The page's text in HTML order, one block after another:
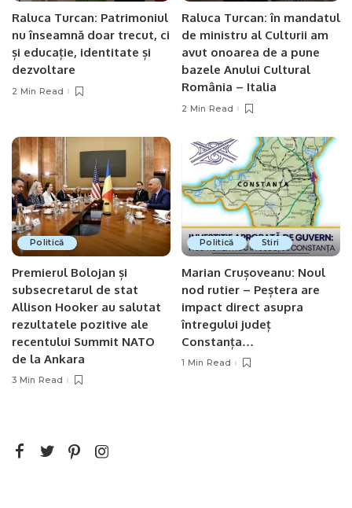
Raluca Turcan: Patrimoniul
nu înseamnă doar trecut, ci
și educație, identitate și
dezvoltare
2 Min Read
Raluca Turcan: în mandatul
de ministru al Culturii am
avut onoarea de a pune
bazele Anului Cultural
România – Italia
2 Min Read
Politică
Premierul Bolojan și
subsecretarul de stat
Allison Hooker au salutat
rezultatele pozitive ale
recentului Summit NATO
de la Ankara
3 Min Read
Politică Stiri
Marian Crușoveanu: Noul
nod rutier – Peștera are
impact direct asupra
întregului județ
Constanța…
1 Min Read